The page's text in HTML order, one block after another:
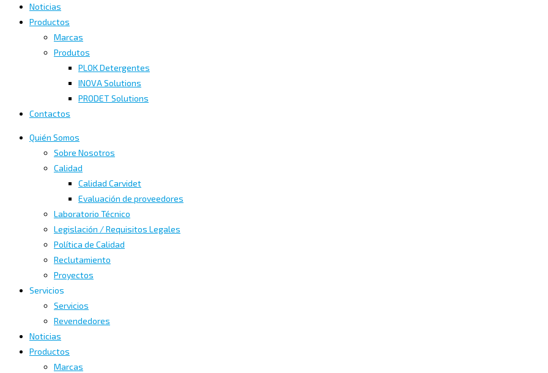
Noticias
Productos
Marcas
Produtos
PLOK Detergentes
INOVA Solutions
PRODET Solutions
Contactos
Quién Somos
Sobre Nosotros
Calidad
Calidad Carvidet
Evaluación de proveedores
Laboratorio Técnico
Legislación / Requisitos Legales
Política de Calidad
Reclutamiento
Proyectos
Servicios
Servicios
Revendedores
Noticias
Productos
Marcas